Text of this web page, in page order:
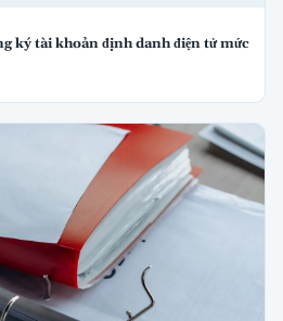
ký tài khoản định danh điện tử mức